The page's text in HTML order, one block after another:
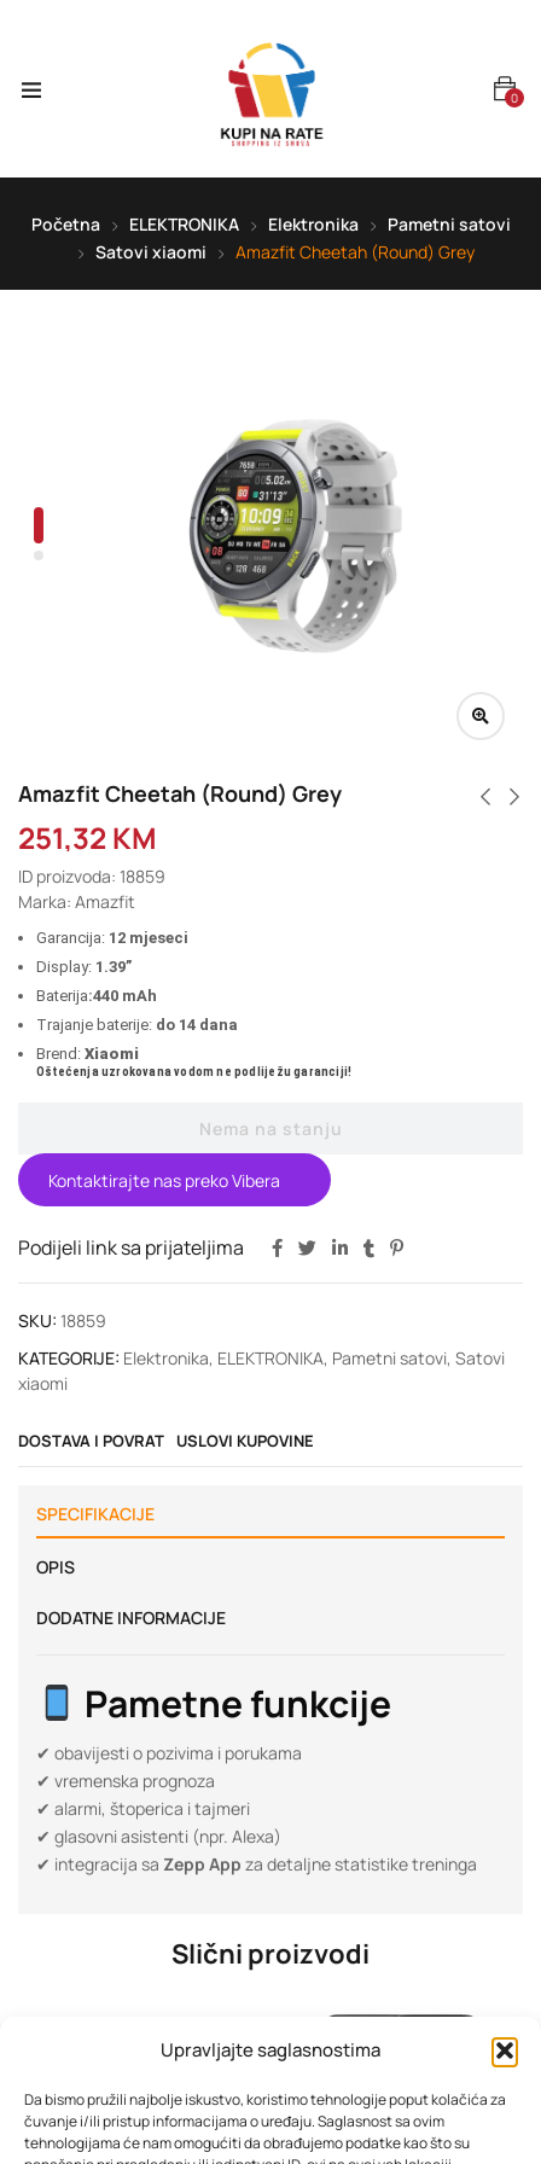
Upravljajte saglasnostima
Da bismo pružili najbolje iskustvo, koristimo tehnologije poput kolačića za
čuvanje i/ili pristup informacijama o uređaju. Saglasnost sa ovim
tehnologijama će nam omogućiti da obrađujemo podatke kao što su
0
Početna ELEKTRONIKA Elektronika
Pametni satovi
Satovi xiaomi
Amazfit Cheetah (Round) Grey
Amazfit Cheetah (Round) Grey
251,32 KM
ID proizvoda: 18859
Marka: Amazfit
Garancija: 12 mjeseci
Display: 1.39”
Baterija:440 mAh
Trajanje baterije: do 14 dana
Brend: Xiaomi
Oštećenja uzrokovana vodom ne podliježu garanciji!
Nema na stanju
Kontaktirajte nas preko Vibera
Podijeli link sa prijateljima
SKU: 18859
KATEGORIJE: Elektronika, ELEKTRONIKA, Pametni satovi, Satovi
xiaomi
DOSTAVA I POVRAT USLOVI KUPOVINE
SPECIFIKACIJE
OPIS
DODATNE INFORMACIJE
Pametne funkcije
✔ obavijesti o pozivima i porukama
✔ vremenska prognoza
✔ alarmi, štoperica i tajmeri
✔ glasovni asistenti (npr. Alexa)
✔ integracija sa Zepp App za detaljne statistike treninga
Slični proizvodi